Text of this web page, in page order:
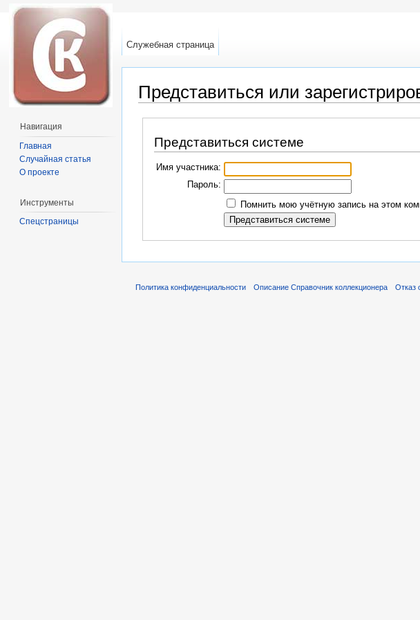
Представиться или
Представиться системе
Имя участника:
Пароль:
Помнить мою учётную запись на этом
Служебная страница
Навигация
Главная
Случайная статья
О проекте
Инструменты
Спецстраницы
Политика конфиденциальности Описание Справочник коллекционера Отказ